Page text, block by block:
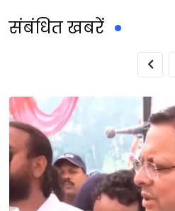
संबंधित खबरें